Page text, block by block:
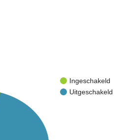
Ingeschakeld
Uitgeschakeld